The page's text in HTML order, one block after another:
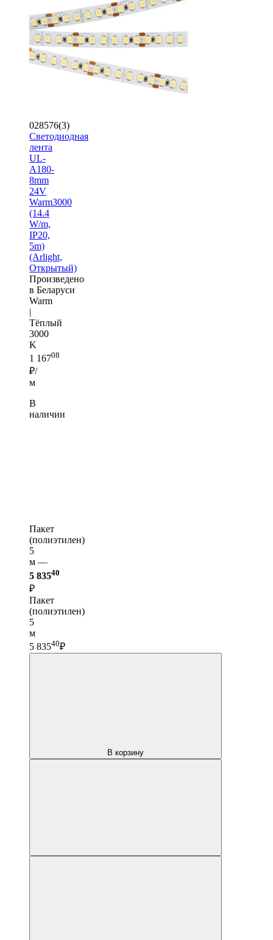
028576(3)
Светодиодная
лента
UL-
A180-
8mm
24V
Warm3000
(14.4
W/m,
IP20,
5m)
(Arlight,
Открытый)
Произведено
в Беларуси
Warm
|
Тёплый
3000
K
1 16708
₽/
м
В
наличии
Пакет
(полиэтилен)
5
м —
5 83540
₽
Пакет
(полиэтилен)
5
м
5 83540₽
В корзину